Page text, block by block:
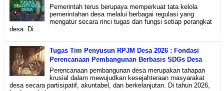
Pemerintah terus berupaya memperkuat tata kelola
pemerintahan desa melalui berbagai regulasi yang
mengatur secara rinci tugas dan fungsi setiap perangkat
desa. Di...
Tugas Tim Penyusun RPJM Desa 2026 : Fondasi
Perencanaan Pembangunan Berbasis SDGs Desa
Perencanaan pembangunan desa merupakan tahapan
krusial dalam mewujudkan kesejahteraan masyarakat
desa secara partisipatif, akuntabel, dan berkelanjutan. Di tahun 2026,